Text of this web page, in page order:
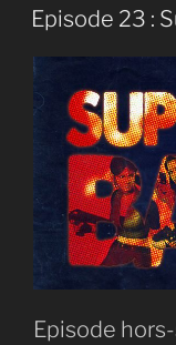
LE
Episode 23 :
Episode